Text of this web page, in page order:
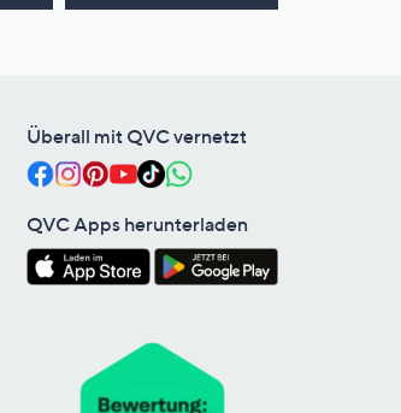
Überall mit QVC vernetzt
QVC Apps herunterladen